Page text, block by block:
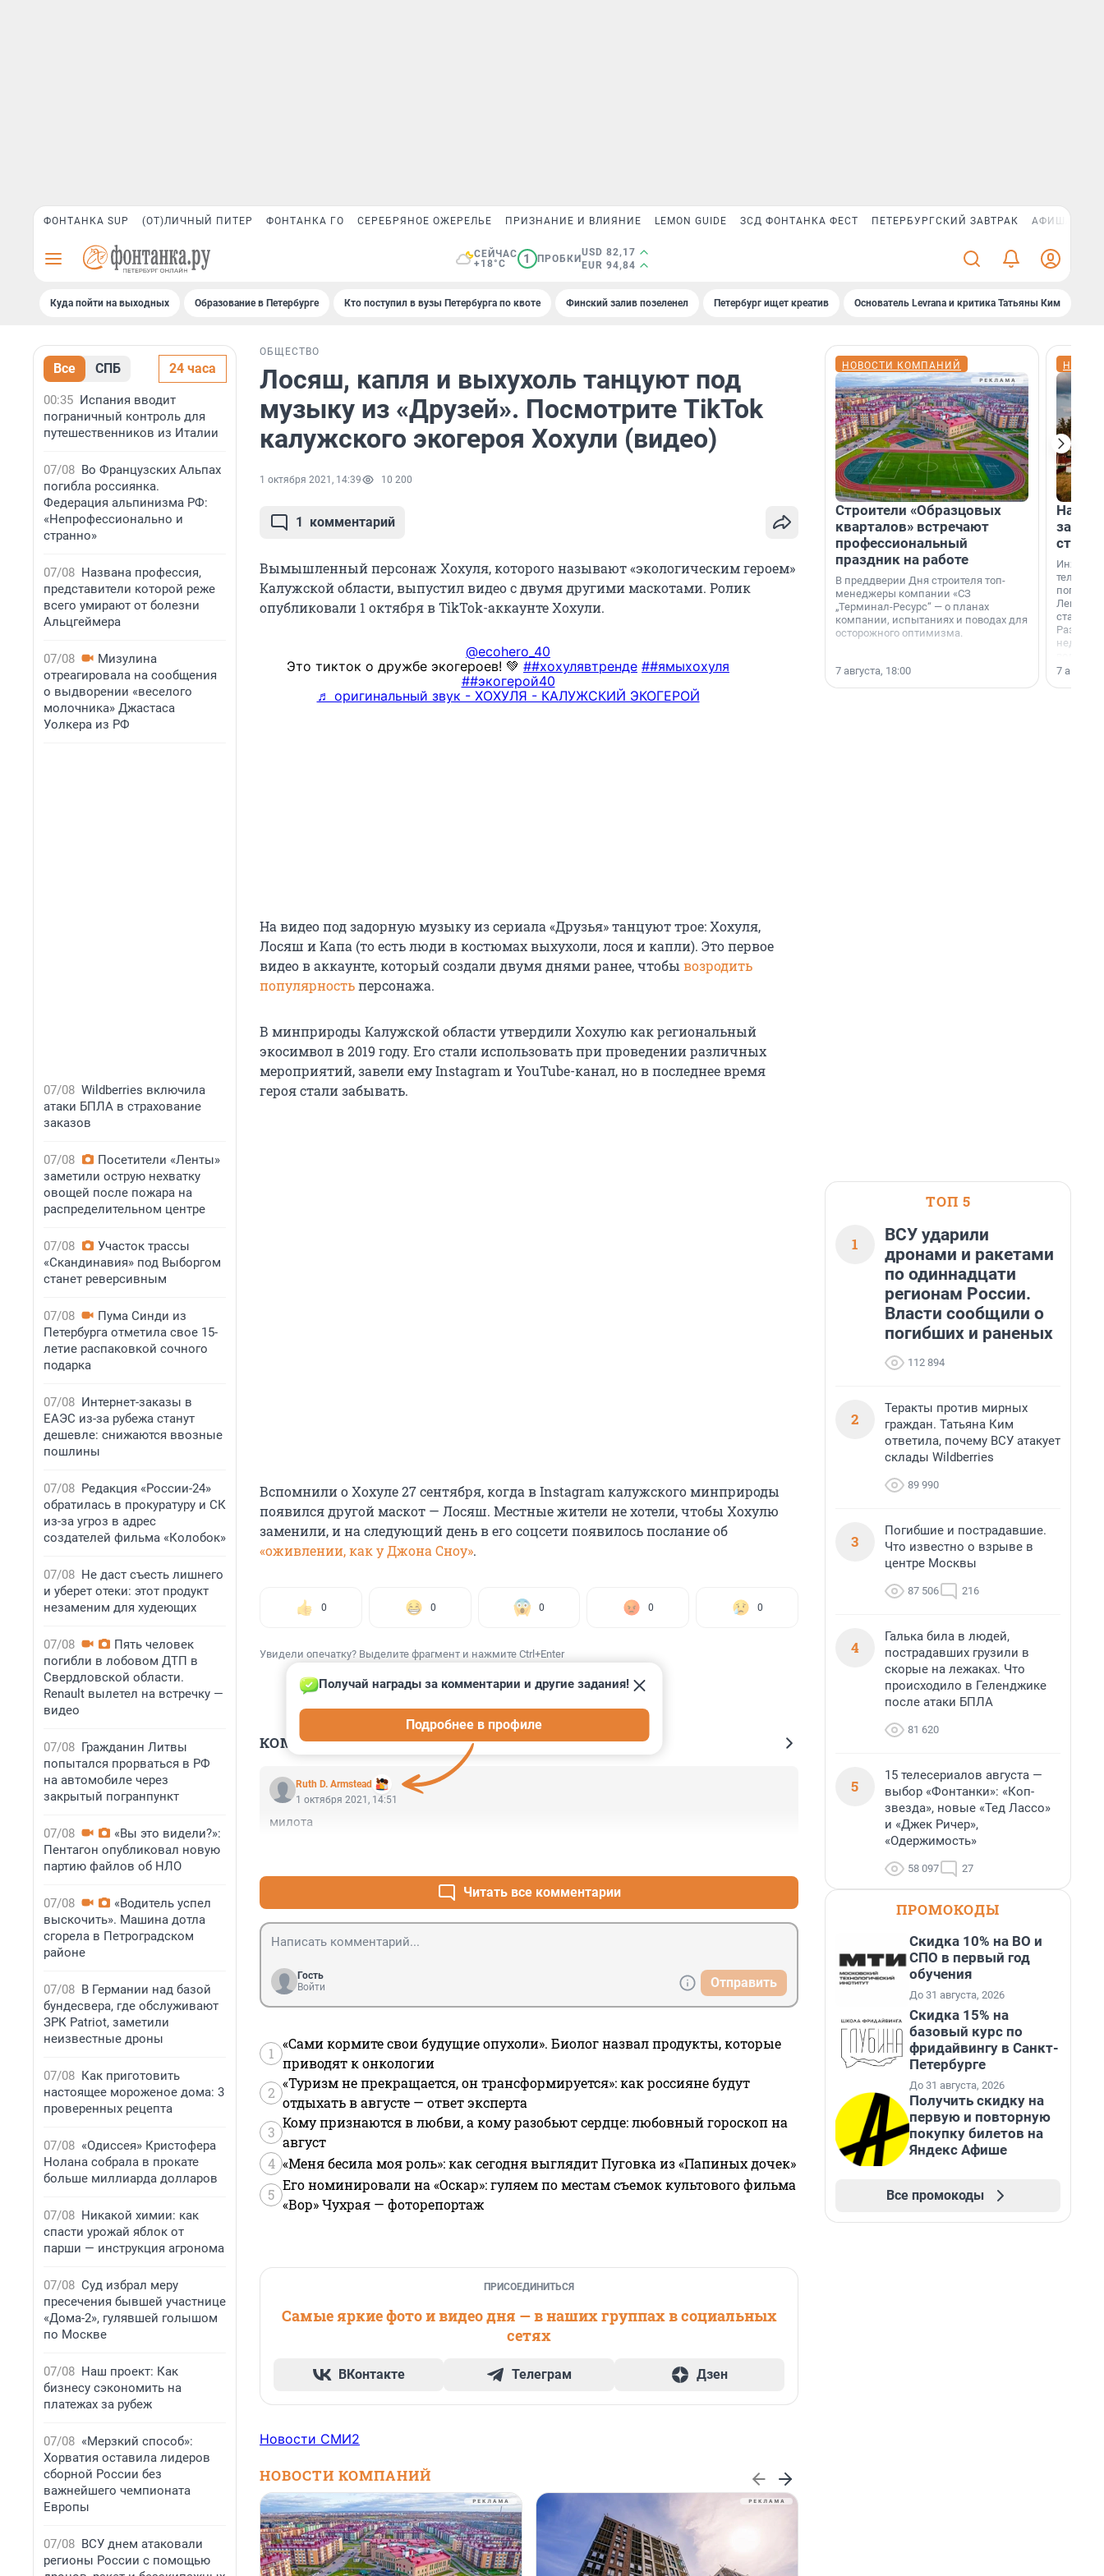
ФОНТАНКА SUP (ОТ)ЛИЧНЫЙ ПИТЕР ФОНТАНКА ГО СЕРЕБРЯНОЕ ОЖЕРЕЛЬЕ ПРИЗНАНИЕ И ВЛИЯНИЕ LEMON GUIDE ЗСД ФОНТАНКА ФЕСТ ПЕТЕРБУРГСКИЙ ЗАВТРАК АФИША PLUS
СЕЙЧАС
+18°C
1 ПРОБКИ
USD 82,17
EUR 94,84
Куда пойти на выходных Образование в Петербурге Кто поступил в вузы Петербурга по квоте Финский залив позеленел Петербург ищет креатив Основатель Levrana и критика Татьяны Ким
Все СПБ 24 часа
00:35 Испания вводит
пограничный контроль для
путешественников из Италии
07/08 Во Французских Альпах
погибла россиянка.
Федерация альпинизма РФ:
«Непрофессионально и
странно»
07/08 Названа профессия,
представители которой реже
всего умирают от болезни
Альцгеймера
07/08
Мизулина
отреагировала на сообщения
о выдворении «веселого
молочника» Джастаса
Уолкера из РФ
07/08 Wildberries включила
атаки БПЛА в страхование
заказов
07/08
Посетители «Ленты»
заметили острую нехватку
овощей после пожара на
распределительном центре
07/08
Участок трассы
«Скандинавия» под Выборгом
станет реверсивным
07/08
Пума Синди из
Петербурга отметила свое 15-
летие распаковкой сочного
подарка
07/08 Интернет-заказы в
ЕАЭС из-за рубежа станут
дешевле: снижаются ввозные
пошлины
07/08 Редакция «России-24»
обратилась в прокуратуру и СК
из-за угроз в адрес
создателей фильма «Колобок»
07/08 Не даст съесть лишнего
и уберет отеки: этот продукт
незаменим для худеющих
07/08
Пять человек
погибли в лобовом ДТП в
Свердловской области.
Renault вылетел на встречку —
видео
07/08 Гражданин Литвы
попытался прорваться в РФ
на автомобиле через
закрытый погранпункт
07/08
«Вы это видели?»:
Пентагон опубликовал новую
партию файлов об НЛО
07/08
«Водитель успел
выскочить». Машина дотла
сгорела в Петроградском
районе
07/08 В Германии над базой
бундесвера, где обслуживают
ЗРК Patriot, заметили
неизвестные дроны
07/08 Как приготовить
настоящее мороженое дома: 3
проверенных рецепта
07/08 «Одиссея» Кристофера
Нолана собрала в прокате
больше миллиарда долларов
07/08 Никакой химии: как
спасти урожай яблок от
парши — инструкция агронома
07/08 Суд избрал меру
пресечения бывшей участнице
«Дома-2», гулявшей голышом
по Москве
07/08 Наш проект: Как
бизнесу сэкономить на
платежах за рубеж
07/08 «Мерзкий способ»:
Хорватия оставила лидеров
сборной России без
важнейшего чемпионата
Европы
07/08 ВСУ днем атаковали
регионы России с помощью
ОБЩЕСТВО
Лосяш, капля и выхухоль танцуют под
музыку из «Друзей». Посмотрите TikTok
калужского экогероя Хохули (видео)
1 октября 2021, 14:39 10 200
1 комментарий
Вымышленный персонаж Хохуля, которого называют «экологическим героем»
Калужской области, выпустил видео с двумя другими маскотами. Ролик
опубликовали 1 октября в TikTok-аккаунте Хохули.
@ecohero_40
Это тикток о дружбе экогероев! 💚 ##хохулявтренде ##ямыхохуля
##экогерой40
♬ оригинальный звук - ХОХУЛЯ - КАЛУЖСКИЙ ЭКОГЕРОЙ
На видео под задорную музыку из сериала «Друзья» танцуют трое: Хохуля,
Лосяш и Капа (то есть люди в костюмах выхухоли, лося и капли). Это первое
видео в аккаунте, который создали двумя днями ранее, чтобы возродить
популярностьперсонажа.
В минприроды Калужской области утвердили Хохулю как региональный
экосимвол в 2019 году. Его стали использовать при проведении различных
мероприятий, завели ему Instagram и YouTube-канал, но в последнее время
героя стали забывать.
Вспомнили о Хохуле 27 сентября, когда в Instagram калужского минприроды
появился другой маскот — Лосяш. Местные жители не хотели, чтобы Хохулю
заменили, и на следующий день в его соцсети появилось послание об
«оживлении, как у Джона Сноу».
0 0 0 0 0
Увидели опечатку? Выделите фрагмент и нажмите Ctrl+Enter
КОММЕНТАРИИ 1
Ruth D. Armstead
Получай награды за комментарии и другие задания!
Подробнее в профиле
1 октября 2021, 14:51
милота
Читать все комментарии
Гость
Войти
Отправить
1
«Сами кормите свои будущие опухоли». Биолог назвал продукты, которые
приводят к онкологии
2
«Туризм не прекращается, он трансформируется»: как россияне будут
отдыхать в августе — ответ эксперта
3
Кому признаются в любви, а кому разобьют сердце: любовный гороскоп на
август
4 «Меня бесила моя роль»: как сегодня выглядит Пуговка из «Папиных дочек»
5
Его номинировали на «Оскар»: гуляем по местам съемок культового фильма
«Вор» Чухрая — фоторепортаж
ПРИСОЕДИНИТЬСЯ
Самые яркие фото и видео дня — в наших группах в социальных
сетях
ВКонтакте Телеграм Дзен
Новости СМИ2
НОВОСТИ КОМПАНИЙ
НОВОСТИ КОМПАНИЙ
Строители «Образцовых
кварталов» встречают
профессиональный
праздник на работе
В преддверии Дня строителя топ-
менеджеры компании «СЗ
„Терминал-Ресурс“ — о планах
компании, испытаниях и поводах для
осторожного оптимизма.
7 августа, 18:00
На
станции
7
ТОП 5
1
ВСУ ударили
дронами и ракетами
по одиннадцати
регионам России.
Власти сообщили о
погибших и раненых
112 894
2
Теракты против мирных
граждан. Татьяна Ким
ответила, почему ВСУ атакует
склады Wildberries
89 990
3
Погибшие и пострадавшие.
Что известно о взрыве в
центре Москвы
87 506 216
4
Галька била в людей,
пострадавших грузили в
скорые на лежаках. Что
происходило в Геленджике
после атаки БПЛА
81 620
5
15 телесериалов августа —
выбор «Фонтанки»: «Коп-
звезда», новые «Тед Лассо»
и «Джек Ричер»,
«Одержимость»
58 097 27
ПРОМОКОДЫ
Скидка 10% на ВО и
СПО в первый год
обучения
До 31 августа, 2026
Скидка 15% на
базовый курс по
фридайвингу в Санкт-
Петербурге
До 31 августа, 2026
Получить скидку на
первую и повторную
покупку билетов на
Яндекс Афише
Все промокоды